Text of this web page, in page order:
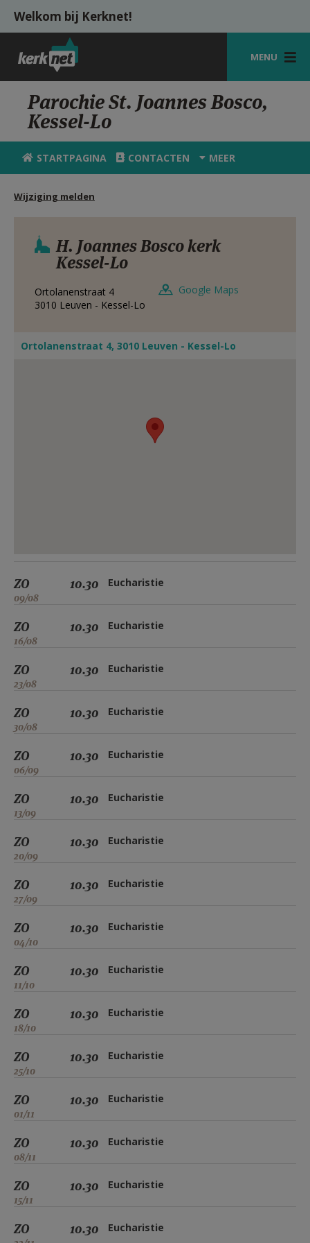
Overslaan en naar de inhoud gaan
Welkom bij Kerknet!
MENU
STARTPAGINA
KERK
VIERINGEN
HULP
MIJN PAROCHIE
AANMELDEN OF REGISTREREN
Parochie St. Joannes Bosco,
Kessel-Lo
STARTPAGINA CONTACTEN MEER
Wijziging melden
H. Joannes Bosco kerk
Kessel-Lo
Ortolanenstraat 4
3010 Leuven - Kessel-Lo
Google Maps
Ortolanenstraat 4, 3010 Leuven - Kessel-Lo
ZO
09/08
10.30 Eucharistie
ZO
16/08
10.30 Eucharistie
ZO
23/08
10.30 Eucharistie
ZO
30/08
10.30 Eucharistie
ZO
06/09
10.30 Eucharistie
ZO
13/09
10.30 Eucharistie
ZO
20/09
10.30 Eucharistie
ZO
27/09
10.30 Eucharistie
ZO
04/10
10.30 Eucharistie
ZO
11/10
10.30 Eucharistie
ZO
18/10
10.30 Eucharistie
ZO
25/10
10.30 Eucharistie
ZO
01/11
10.30 Eucharistie
ZO
08/11
10.30 Eucharistie
ZO
15/11
10.30 Eucharistie
ZO 10.30 Eucharistie